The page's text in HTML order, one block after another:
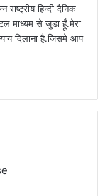
हिन्दी दैनिक
माध्यम से जुडा हूँ.मेरा
दिलाना है.जिसमे आप